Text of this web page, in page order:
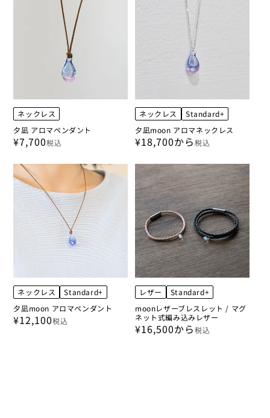
ネックレス
夕凪 アロマペンダント
¥7,700税込
ネックレス
Standard+
夕凪moon アロマネックレス
¥18,700から税込
ネックレス
Standard+
夕凪moon アロマペンダント
¥12,100税込
レザー
Standard+
moonレザーブレスレット / マグ
ネット式編み込みレザー
¥16,500から税込